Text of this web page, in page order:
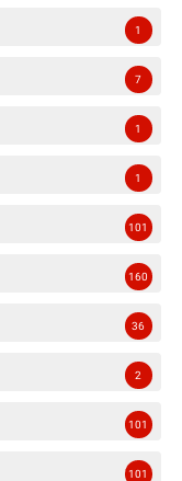
1
7
1
1
101
160
36
2
101
101